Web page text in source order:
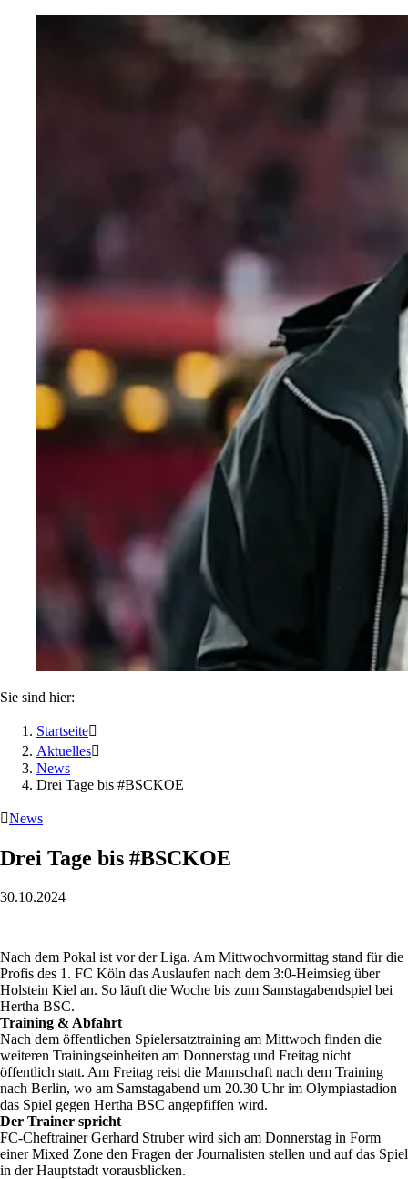
Sie sind hier:
Startseite
Aktuelles
News
Drei Tage bis #BSCKOE
News
Drei Tage bis #BSCKOE
30.10.2024
Nach dem Pokal ist vor der Liga. Am Mittwochvormittag stand für die
Profis des 1. FC Köln das Auslaufen nach dem 3:0-Heimsieg über
Holstein Kiel an. So läuft die Woche bis zum Samstagabendspiel bei
Hertha BSC.
Training & Abfahrt
Nach dem öffentlichen Spielersatztraining am Mittwoch finden die
weiteren Trainingseinheiten am Donnerstag und Freitag nicht
öffentlich statt. Am Freitag reist die Mannschaft nach dem Training
nach Berlin, wo am Samstagabend um 20.30 Uhr im Olympiastadion
das Spiel gegen Hertha BSC angepfiffen wird.
Der Trainer spricht
FC-Cheftrainer Gerhard Struber wird sich am Donnerstag in Form
einer Mixed Zone den Fragen der Journalisten stellen und auf das Spiel
in der Hauptstadt vorausblicken.